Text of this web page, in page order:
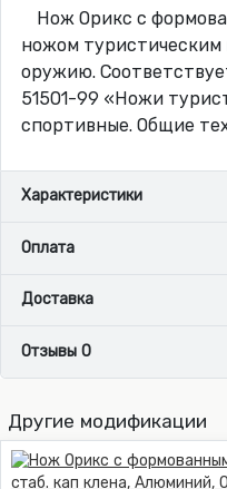
Нож Орикс с
ножом туристическим
оружию.
51501-99 «Ножи
спортивные. Общие
Характеристики
Оплата
Доставка
Отзывы 0
Другие модификации